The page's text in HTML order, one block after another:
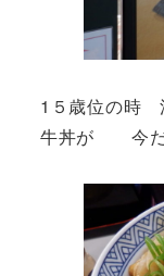
1５歳位の時
牛丼が 今だ